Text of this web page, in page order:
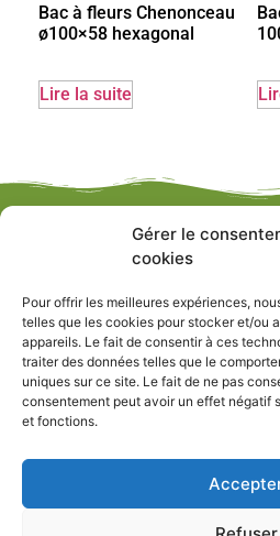
Gérer le
cookies
Pour offrir les meilleures expériences,
telles que les cookies pour stocker et/ou
appareils. Le fait de consentir à ces
traiter des données telles que le
uniques sur ce site. Le fait de ne pas
consentement peut avoir un effet négatif
et fonctions.
Bac à fleurs Chenonceau
ø100×58 hexagonal
Lire la suite
LE BOIS AMÉNAGE NOTRE
Aucun contenu n’est encore